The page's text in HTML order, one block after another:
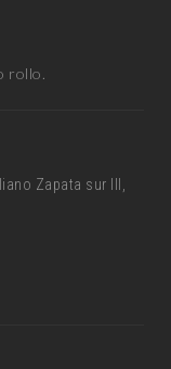
rollo.
Zapata sur lll,